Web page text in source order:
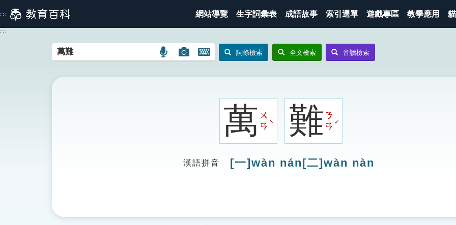
到
主
::: 網站導覽 生字詞彙表 成語故事 索引選單 遊戲專區 教學應用
:::
語
搜
圖
搜
開
鍵
詞條檢索 全文檢索 音讀檢索
萬ㄨ
ㄢ
ˋ 難ㄋ
ㄢ
ˊ
漢語拼音 [一]wàn nán[二]wàn nàn